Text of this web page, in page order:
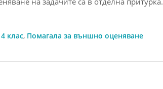
клас, Помагала за външно оценяване